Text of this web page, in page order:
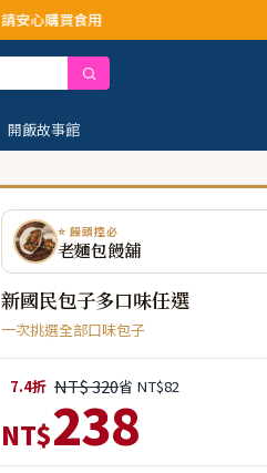
開飯故事館
⭐ 饅頭控必
老麵包饅舖
新國民包子多口味任選
一次挑選全部口味包子
7.4折 NT$ 320省 NT$82
NT$238